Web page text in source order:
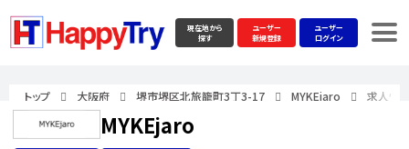
現在地から
探す
ユーザー
新規登録
ユーザー
ログイン
トップ 大阪府 堺市堺区北旅籠町3丁3-17 MYKEjaro 求人情
MYKEjaro